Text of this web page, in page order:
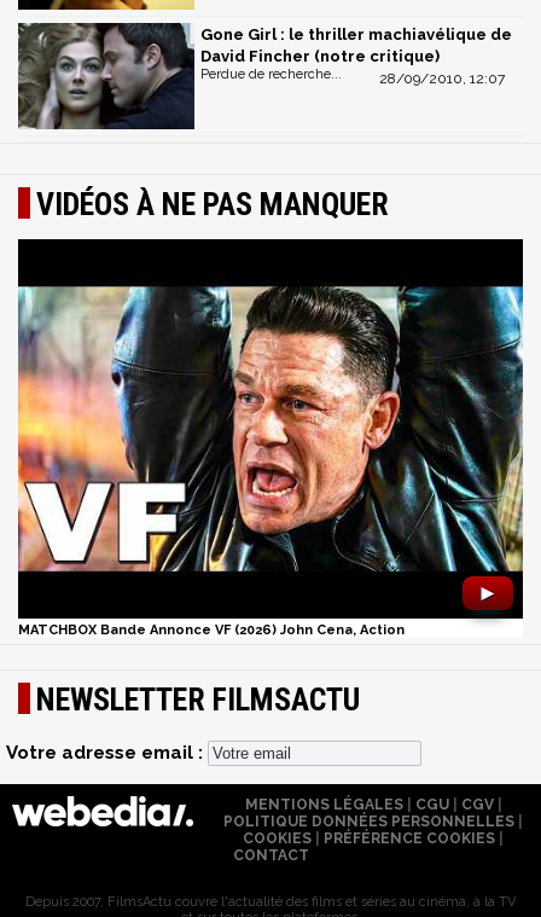
Gone Girl : le thriller machiavélique de
David Fincher (notre critique)
28/09/2010, 12:07
Perdue de recherche...
VIDÉOS À NE PAS MANQUER
►
MATCHBOX Bande Annonce VF (2026) John Cena, Action
NEWSLETTER FILMSACTU
Votre adresse email :
MENTIONS LÉGALES| CGU| CGV|
POLITIQUE DONNÉES PERSONNELLES
COOKIES
PRÉFÉRENCE COOKIES
CONTACT
Depuis 2007, FilmsActu couvre l'actualité des films et séries au cinéma, à la TV